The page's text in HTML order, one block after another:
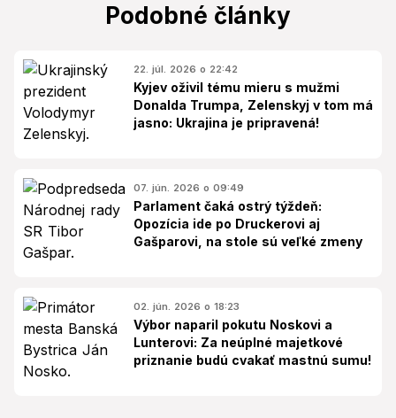
Podobné články
22. júl. 2026 o 22:42
Kyjev oživil tému mieru s mužmi
Donalda Trumpa, Zelenskyj v tom má
jasno: Ukrajina je pripravená!
07. jún. 2026 o 09:49
Parlament čaká ostrý týždeň:
Opozícia ide po Druckerovi aj
Gašparovi, na stole sú veľké zmeny
02. jún. 2026 o 18:23
Výbor naparil pokutu Noskovi a
Lunterovi: Za neúplné majetkové
priznanie budú cvakať mastnú sumu!